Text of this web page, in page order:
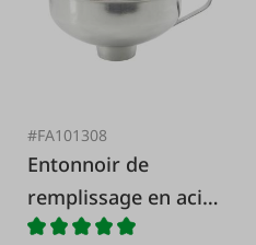
#FA101308
Entonnoir de
remplissage en acier
inoxydable